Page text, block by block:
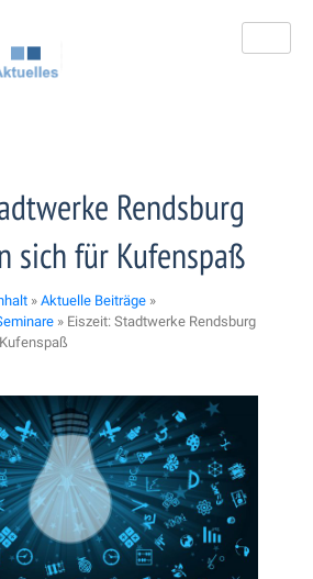
Rendsburg
sich für Kufenspaß
» Aktuelle Beiträge »
» Eiszeit: Stadtwerke Rendsburg